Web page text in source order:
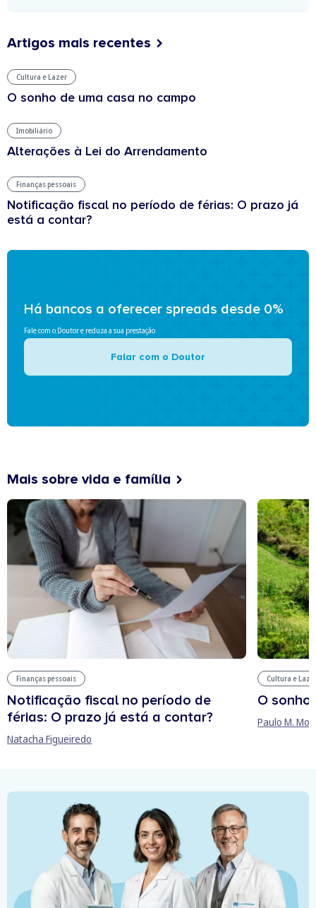
Artigos mais recentes
Cultura e Lazer
O sonho de uma casa no campo
Imobiliário
Alterações à Lei do Arrendamento
Finanças pessoais
Notificação fiscal no período de férias: O prazo já
está a contar?
Há bancos a oferecer spreads desde 0%
Fale com o Doutor e reduza a sua prestação
Falar com o Doutor
Mais sobre vida e família
Finanças pessoais
Notificação fiscal no período de
férias: O prazo já está a contar?
Natacha Figueiredo
Cultura e
O sonho
Paulo M.